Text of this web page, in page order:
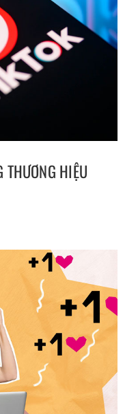
THƯƠNG HIỆU